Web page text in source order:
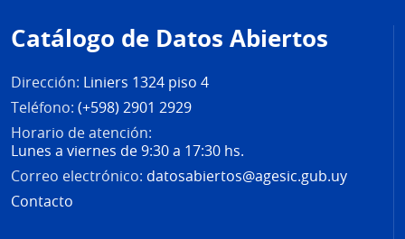
de
página
Catálogo de Datos Abiertos
Dirección: Liniers 1324 piso 4
Teléfono: (+598) 2901 2929
Horario de atención:
Lunes a viernes de 9:30 a 17:30 hs.
Correo electrónico: datosabiertos@agesic.gub.uy
Contacto